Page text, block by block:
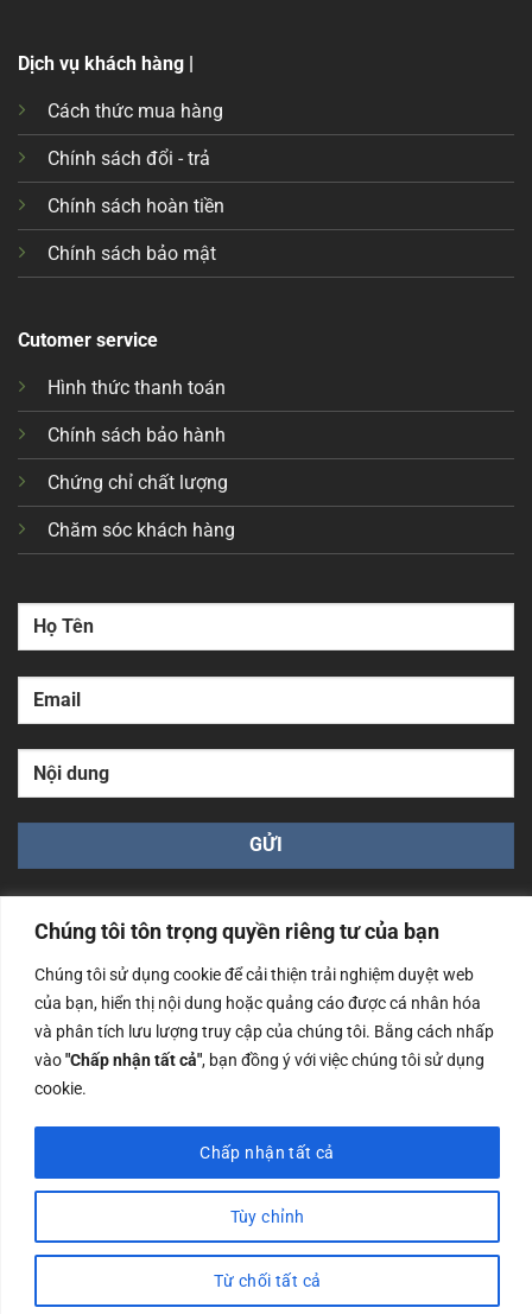
Chúng tôi tôn trọng quyền riêng tư của bạn
Chúng tôi sử dụng cookie để cải thiện trải nghiệm duyệt web
của bạn, hiển thị nội dung hoặc quảng cáo được cá nhân hóa
và phân tích lưu lượng truy cập của chúng tôi. Bằng cách nhấp
vào"Chấp nhận tất cả", bạn đồng ý với việc chúng tôi sử dụng
cookie.
Tùy chỉnh
Từ chối tất cả
Chấp nhận tất cả
Dịch vụ khách hàng |
Cách thức mua hàng
Chính sách đổi - trả
Chính sách hoàn tiền
Chính sách bảo mật
Cutomer service
Hình thức thanh toán
Chính sách bảo hành
Chứng chỉ chất lượng
Chăm sóc khách hàng
Công ty TNHH Nam Bình Xương - Số ĐKKD: 0108783483
cấp ngày 14/06/2019 bởi Sở Kế Hoạch và Đầu Tư Tp. Hà
Nội
Copyrights @2023 Nam Binh Xuong. All Rights Reserved